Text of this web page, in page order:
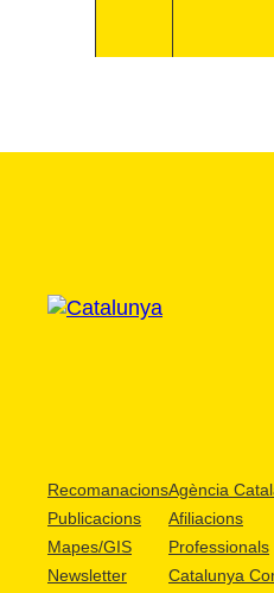
Recomanacions
Publicacions
Mapes/GIS
Newsletter
Agència
Afiliacions
Professionals
Catalunya